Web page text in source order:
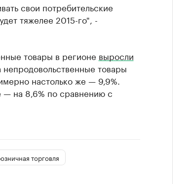
свои потребительские
тяжелее 2015-го", -
товары в регионе выросли
товары
настолько же — 9,9%.
— на 8,6% по сравнению с
торговля